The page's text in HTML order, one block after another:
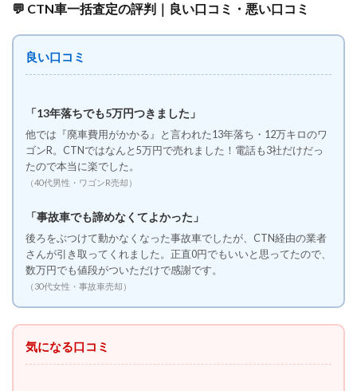
後に
交渉
性が
ある
6
車一
括査
流れ
自宅
で査
定と
引き
完了
する
6.1
💬 CTN車一括査定の評判｜良い口コミ・悪い口コミ
良い口コミ
「13年落ちでも5万円つきました」
他では『廃車費用がかかる』と言われた13年落ち・12万キロのワ
ゴンR。CTNではなんと5万円で売れました！電話も3社だけだっ
たので本当に楽でした。
（40代男性・ワゴンR売却）
「事故車でも諦めなくてよかった」
後ろをぶつけて動かなくなった事故車でしたが、CTN経由の業者
さんが引き取ってくれました。正直0円でもいいと思ってたので、
数万円でも値段がついただけで感謝です。
（30代女性・事故車売却）
気になる口コミ